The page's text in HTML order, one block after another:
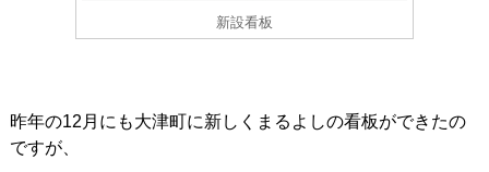
新設看板
昨年の12月にも大津町に新しくまるよしの看板ができたの
ですが、